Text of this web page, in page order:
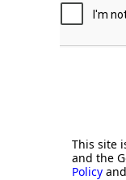
This site
and the
Policy and